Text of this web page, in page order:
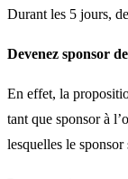
Durant les 5 jours,
Devenez sponsor
En effet, la
tant que sponsor à
lesquelles le